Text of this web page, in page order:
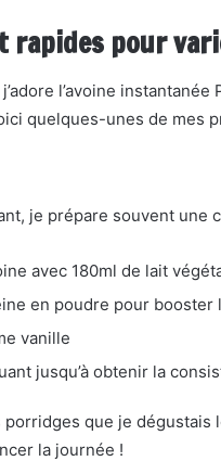
rapides pour
l’avoine
quelques-unes de mes
je prépare souvent une
avec 180ml de lait
en poudre pour booster
vanille
jusqu’à obtenir la
que je dégustais
la journée !